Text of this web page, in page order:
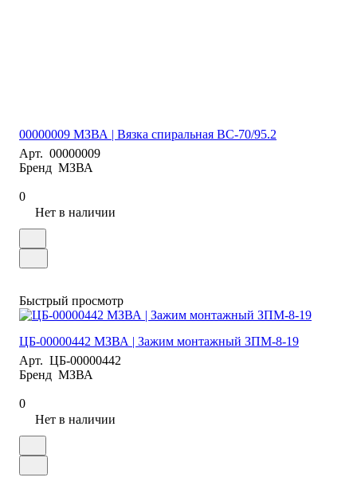
00000009 МЗВА | Вязка спиральная ВС-70/95.2
Арт. 00000009
Бренд МЗВА
0
Нет в наличии
Быстрый просмотр
ЦБ-00000442 МЗВА | Зажим монтажный ЗПМ-8-19
Арт. ЦБ-00000442
Бренд МЗВА
0
Нет в наличии